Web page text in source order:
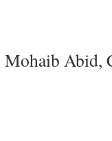
Abid,